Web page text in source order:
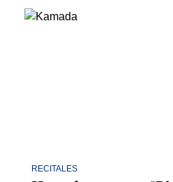
RECITALES